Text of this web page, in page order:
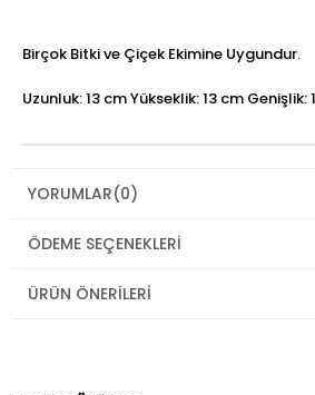
Birçok Bitki ve Çiçek Ekimine Uygundur.
Uzunluk: 13 cm Yükseklik: 13 cm Genişlik:
YORUMLAR(0)
ÖDEME SEÇENEKLERI
ÜRÜN ÖNERILERI